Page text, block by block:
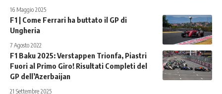
16 Maggio 2025
F1 | Come Ferrari ha buttato il GP di
Ungheria
7 Agosto 2022
F1 Baku 2025: Verstappen Trionfa, Piastri
Fuori al Primo Giro! Risultati Completi del
GP dell’Azerbaijan
21 Settembre 2025